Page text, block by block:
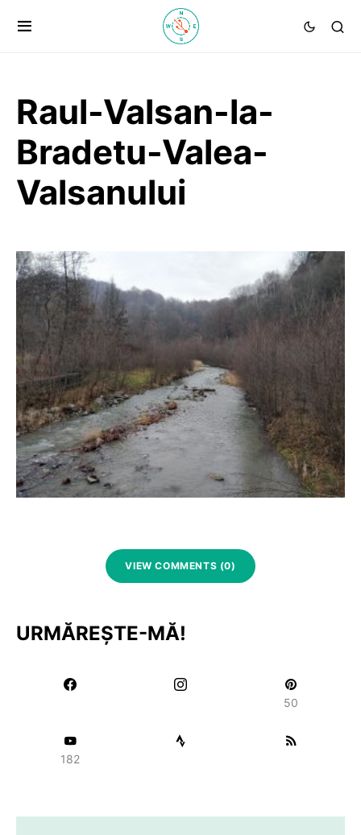
Raul-Valsan-la-
Bradetu-Valea-
Valsanului
VIEW COMMENTS (0)
URMĂREȘTE-MĂ!
50
182